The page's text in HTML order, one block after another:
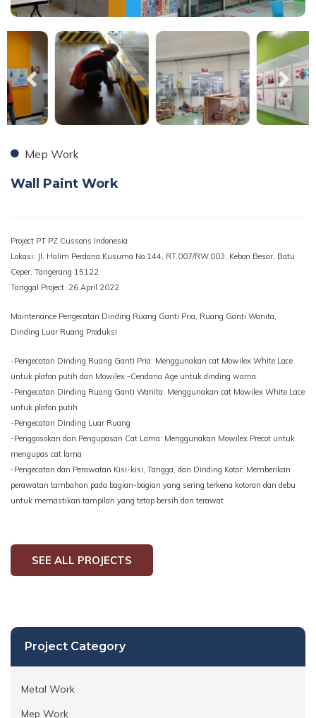
Mep Work
Wall Paint Work
Project PT PZ Cussons Indonesia
Lokasi: Jl. Halim Perdana Kusuma No.144, RT.007/RW.003, Kebon Besar, Batu
Ceper, Tangerang 15122
Tanggal Project: 26 April 2022
Maintenance Pengecatan Dinding Ruang Ganti Pria, Ruang Ganti Wanita,
Dinding Luar Ruang Produksi
-Pengecatan Dinding Ruang Ganti Pria: Menggunakan cat Mowilex White Lace
untuk plafon putih dan Mowilex -Cendana Age untuk dinding warna.
-Pengecatan Dinding Ruang Ganti Wanita: Menggunakan cat Mowilex White Lace
untuk plafon putih
-Pengecatan Dinding Luar Ruang
-Penggosokan dan Pengupasan Cat Lama: Menggunakan Mowilex Precot untuk
mengupas cat lama
-Pengecatan dan Perawatan Kisi-kisi, Tangga, dan Dinding Kotor: Memberikan
perawatan tambahan pada bagian-bagian yang sering terkena kotoran dan debu
untuk memastikan tampilan yang tetap bersih dan terawat
SEE ALL PROJECTS
Project Category
Metal Work
Mep Work